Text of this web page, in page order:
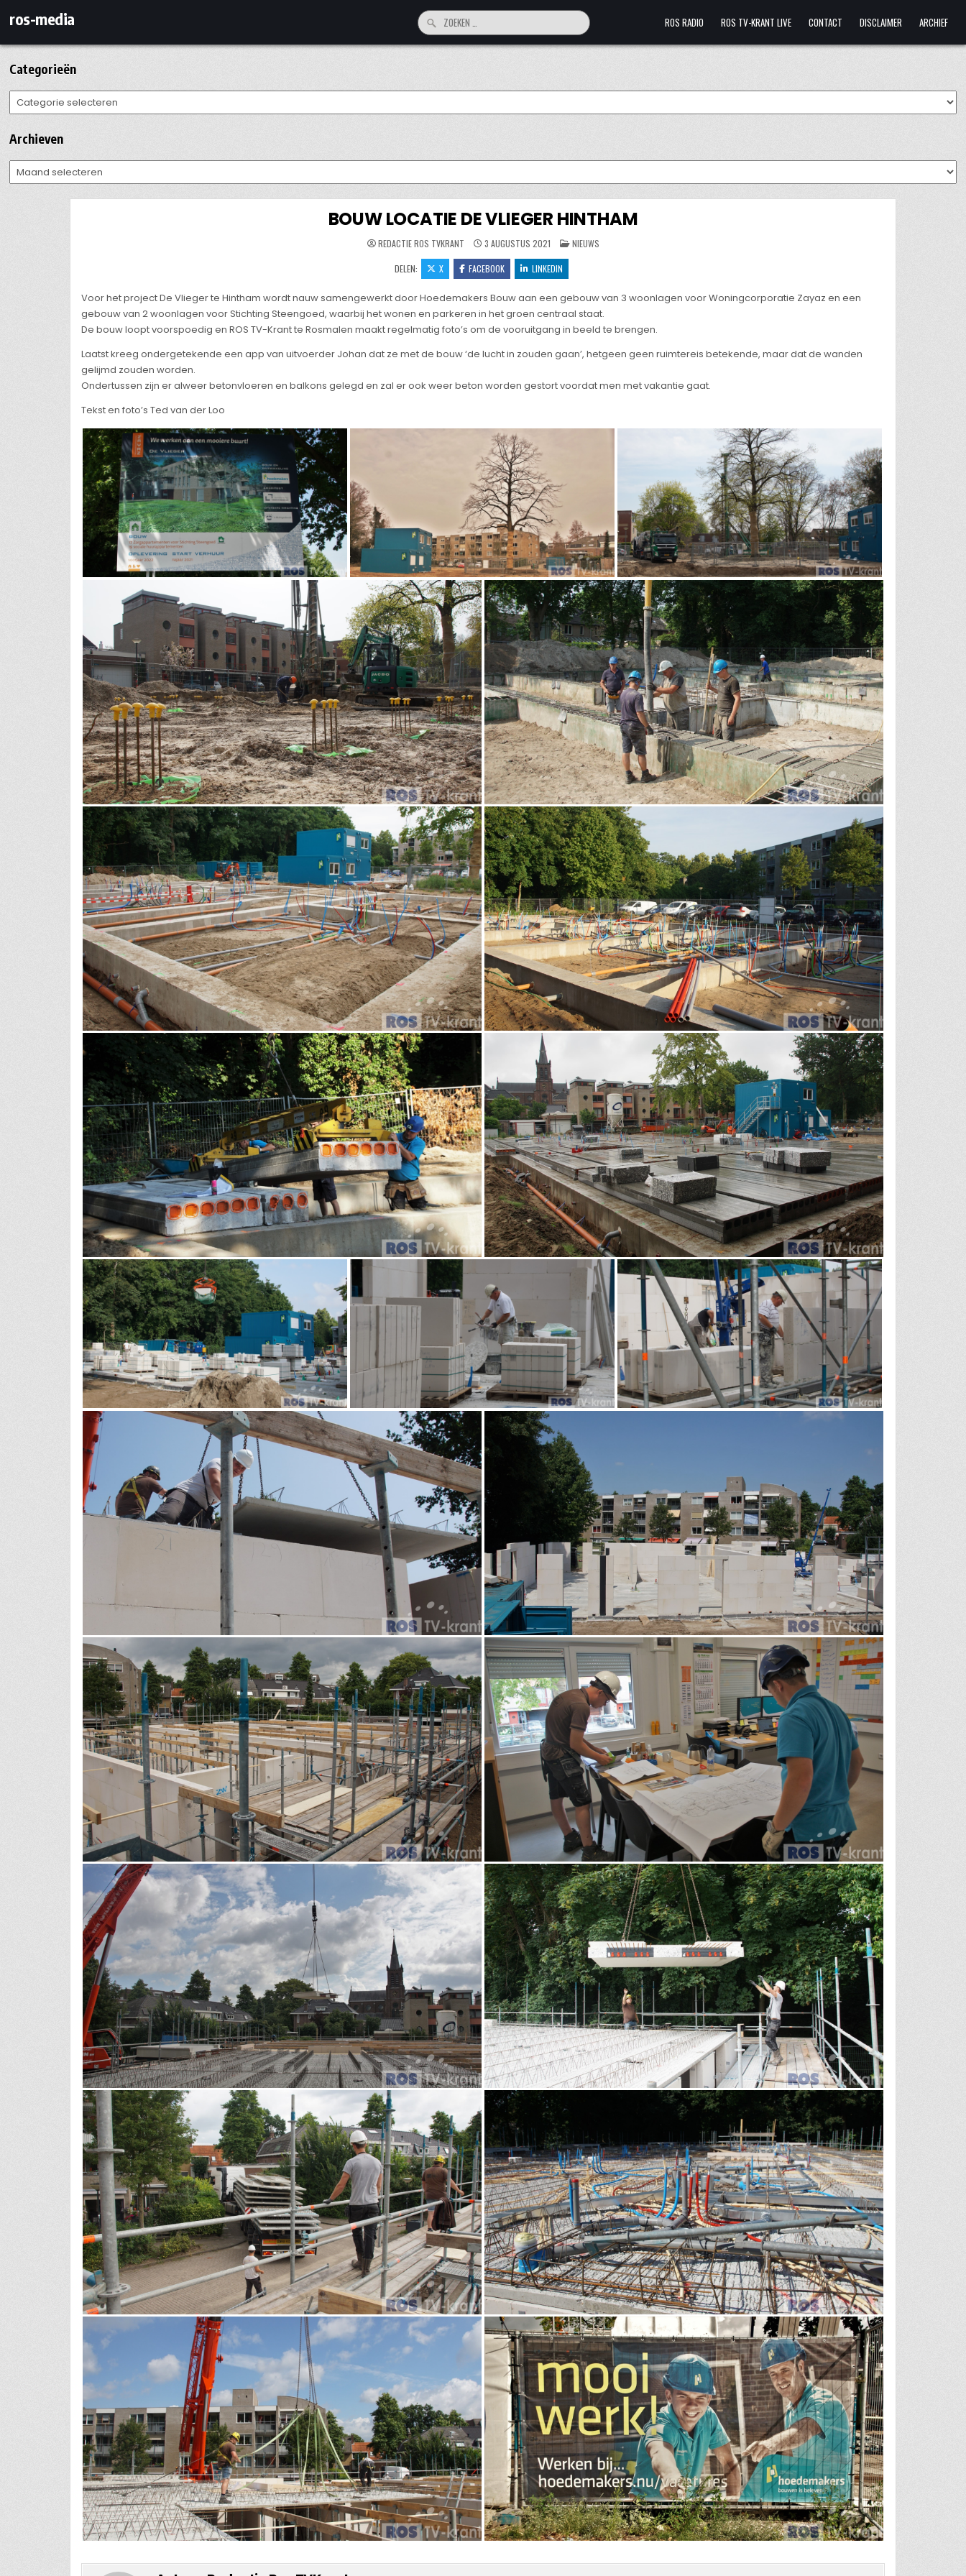
naar
inhoud
ros-media
Zoeken
naar:
ROS RADIO ROS TV-KRANT LIVE CONTACT DISCLAIMER ARCHIEF
Categorieën
Categorieën
Archieven
Archieven
BOUW LOCATIE DE VLIEGER HINTHAM
REDACTIE ROS TVKRANT 3 AUGUSTUS 2021 GEPLAATST
IN
NIEUWS
DELEN: X FACEBOOK LINKEDIN
Voor het project De Vlieger te Hintham wordt nauw samengewerkt door Hoedemakers Bouw aan een gebouw van 3 woonlagen voor Woningcorporatie Zayaz en een
gebouw van 2 woonlagen voor Stichting Steengoed, waarbij het wonen en parkeren in het groen centraal staat.
De bouw loopt voorspoedig en ROS TV-Krant te Rosmalen maakt regelmatig foto’s om de vooruitgang in beeld te brengen.
Laatst kreeg ondergetekende een app van uitvoerder Johan dat ze met de bouw ‘de lucht in zouden gaan’, hetgeen geen ruimtereis betekende, maar dat de wanden
gelijmd zouden worden.
Ondertussen zijn er alweer betonvloeren en balkons gelegd en zal er ook weer beton worden gestort voordat men met vakantie gaat.
Tekst en foto’s Ted van der Loo